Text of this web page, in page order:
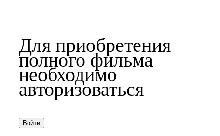
Для приобретения
полного фильма
необходимо
авторизоваться
Войти